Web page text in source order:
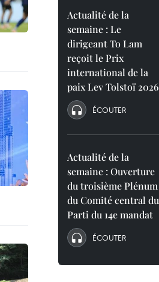
Actualité de la
semaine : Le
dirigeant To Lam
reçoit le Prix
international de la
paix Lev Tolstoï 2026
ÉCOUTER
Actualité de la
semaine : Ouverture
du troisième Plénum
du Comité central du
Parti du 14e mandat
ÉCOUTER